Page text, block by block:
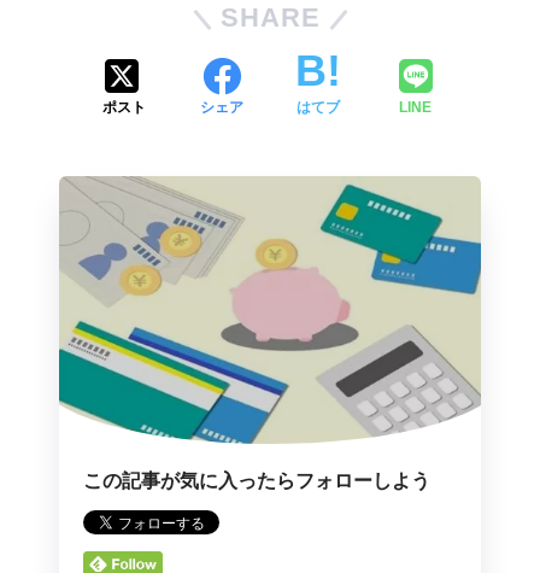
SHARE
ポスト シェア はてブ LINE
この記事が気に入ったらフォローしよう